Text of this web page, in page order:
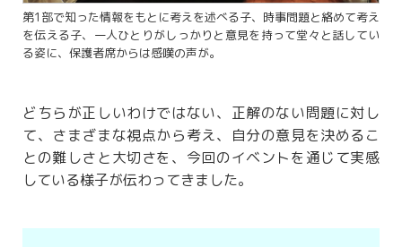
第1部で知った情報をもとに考えを述べる子、時事問題と絡めて考え
を伝える子、一人ひとりがしっかりと意見を持って堂々と話してい
る姿に、保護者席からは感嘆の声が。
どちらが正しいわけではない、正解のない問題に対し
て、さまざまな視点から考え、自分の意見を決めるこ
との難しさと大切さを、今回のイベントを通じて実感
している様子が伝わってきました。